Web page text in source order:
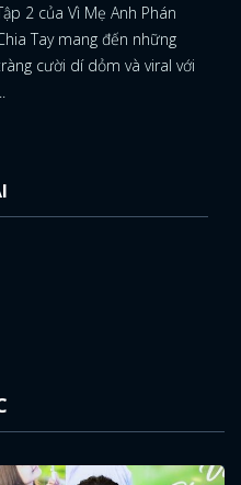
2 của Vì Mẹ Anh Phán
Tay mang đến những
cười dí dỏm và viral với